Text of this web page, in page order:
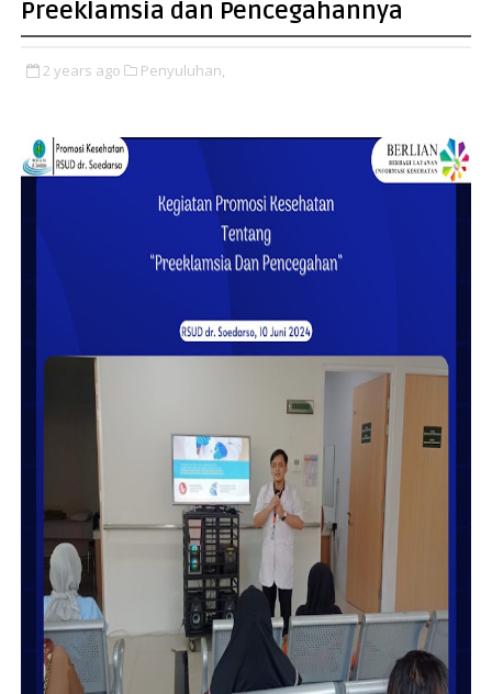
Preeklamsia dan Pencegahannya
2 years ago Penyuluhan,